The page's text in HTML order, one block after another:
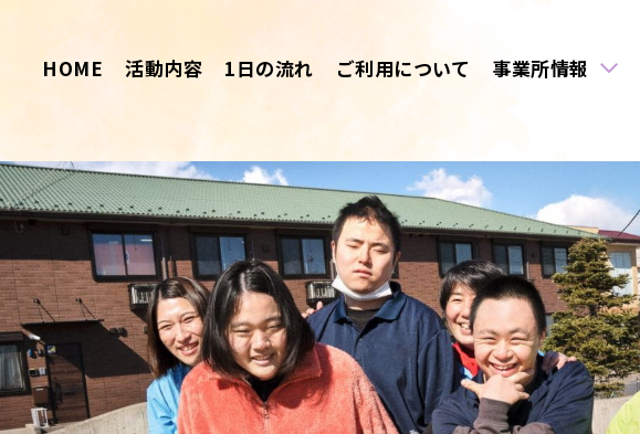
HOME 活動内容 1日の流れ ご利用について 事業所情報